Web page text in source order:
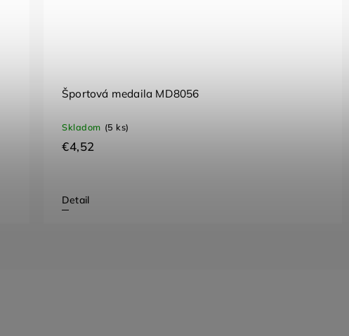
Športová medaila MD8056
Skladom (5 ks)
€4,52
Detail